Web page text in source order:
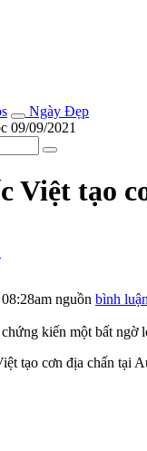
Ngày Đẹp
09/09/2021
Việt tạo
nguồn bình luận
kiến một bất